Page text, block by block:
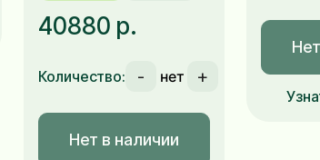
40880 р.
Количество: - +
Нет в наличии